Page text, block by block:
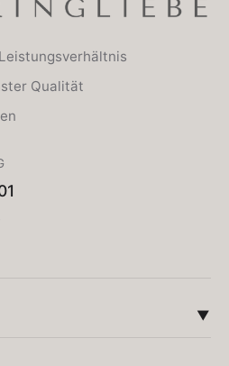
Qualität